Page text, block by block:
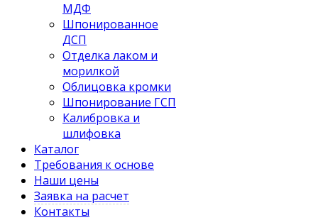
МДФ
Шпонированное
ДСП
Отделка лаком и
морилкой
Облицовка кромки
Шпонирование ГСП
Калибровка и
шлифовка
Каталог
Требования к основе
Наши цены
Заявка на расчет
Контакты